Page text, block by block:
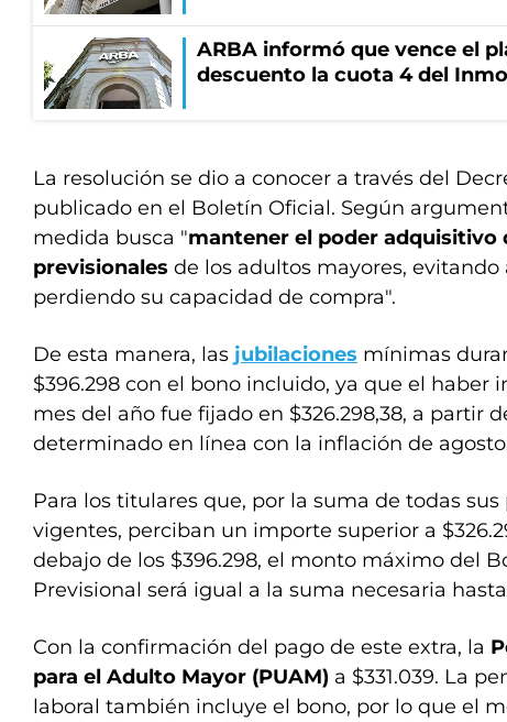
ARBA informó que vence el
descuento la cuota 4 del
La resolución se dio a conocer a través del
publicado en el Boletín Oficial. Según
medida busca "mantener el poder adquisitivo
previsionales de los adultos mayores,
perdiendo su capacidad de compra".
De esta manera, las jubilaciones mínimas
$396.298 con el bono incluido, ya que el haber
mes del año fue fijado en $326.298,38, a partir
determinado en línea con la inflación de
Para los titulares que, por la suma de todas
vigentes, perciban un importe superior a
debajo de los $396.298, el monto máximo del
Previsional será igual a la suma necesaria
Con la confirmación del pago de este extra, la
para el Adulto Mayor (PUAM) a $331.039. La
laboral también incluye el bono, por lo que el